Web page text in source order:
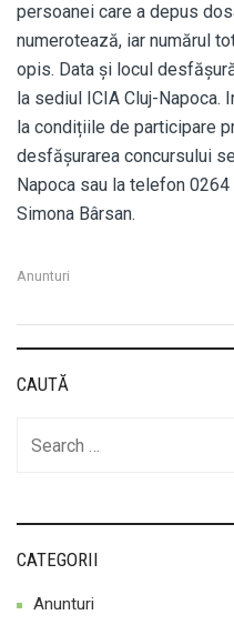
persoanei care a depus
numerotează, iar numărul
opis. Data și locul
la sediul ICIA Cluj-Napoca.
la condițiile de participare
desfășurarea concursului
Napoca sau la telefon
Simona Bârsan.
Anunturi
CAUTĂ
CATEGORII
Anunturi